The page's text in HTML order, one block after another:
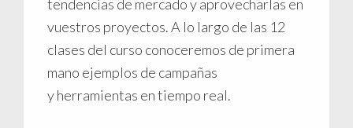
tendencias de mercado y aprovecharlas en
vuestros proyectos. A lo largo de las 12
clases del curso conoceremos de primera
mano ejemplos de campañas
y herramientas en tiempo real.